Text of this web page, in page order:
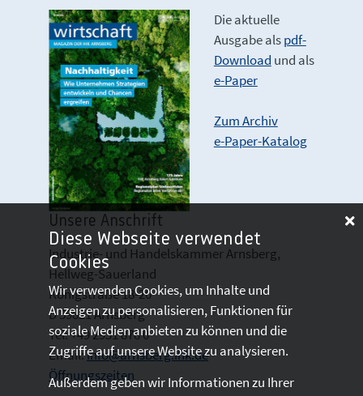
Die aktuelle
Ausgabe alspdf-
Download und als
e-Paper
Zum Archiv
e-Paper-Katalog
Unsere Anschrift
Industrie- und Handelskammer Arnsberg,
Hellweg-Sauerland
Königstraße 18-20
D 59821 Arnsberg
Tel: +49 2931 878 0
Email:info@arnsberg.ihk.de
Öffnungszeiten
Diese Webseite verwendet
Cookies
Wir verwenden Cookies, um Inhalte und
Anzeigen zu personalisieren, Funktionen für
soziale Medien anbieten zu können und die
Zugriffe auf unsere Website zu analysieren.
Außerdem geben wir Informationen zu Ihrer